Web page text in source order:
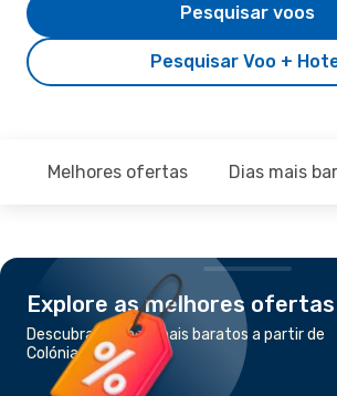
Pesquisar Voo +
Pesquisar voos
Melhores ofertas Dias mais
Explore as melhores ofertas
Descubra os voos mais baratos a partir de
Colónia para Lyon